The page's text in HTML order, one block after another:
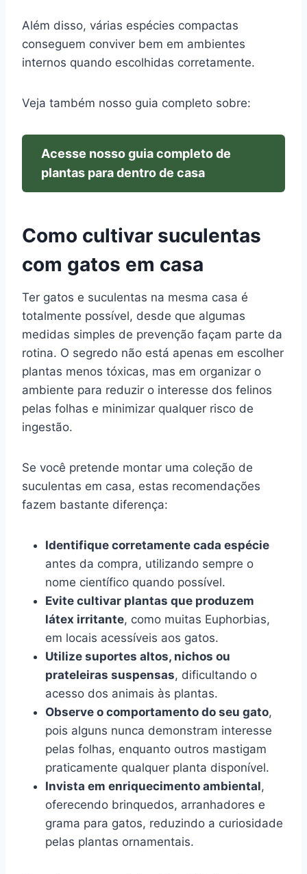
Além disso, várias espécies compactas
conseguem conviver bem em ambientes
internos quando escolhidas corretamente.
Veja também nosso guia completo sobre:
Acesse nosso guia completo de
plantas para dentro de casa
Como cultivar suculentas
com gatos em casa
Ter gatos e suculentas na mesma casa é
totalmente possível, desde que algumas
medidas simples de prevenção façam parte da
rotina. O segredo não está apenas em escolher
plantas menos tóxicas, mas em organizar o
ambiente para reduzir o interesse dos felinos
pelas folhas e minimizar qualquer risco de
ingestão.
Se você pretende montar uma coleção de
suculentas em casa, estas recomendações
fazem bastante diferença:
Identifique corretamente cada espécie
antes da compra, utilizando sempre o
nome científico quando possível.
Evite cultivar plantas que produzem
látex irritante, como muitas Euphorbias,
em locais acessíveis aos gatos.
Utilize suportes altos, nichos ou
prateleiras suspensas, dificultando o
acesso dos animais às plantas.
Observe o comportamento do seu gato,
pois alguns nunca demonstram interesse
pelas folhas, enquanto outros mastigam
praticamente qualquer planta disponível.
Invista em enriquecimento ambiental,
oferecendo brinquedos, arranhadores e
grama para gatos, reduzindo a curiosidade
pelas plantas ornamentais.